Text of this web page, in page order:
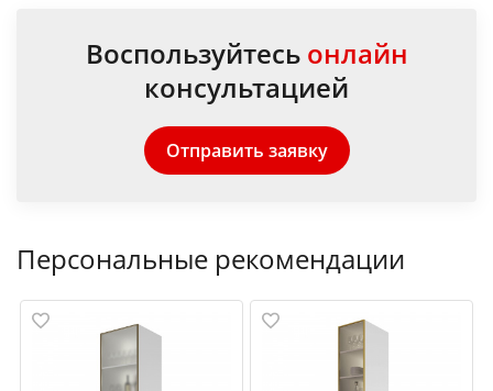
Воспользуйтесь онлайн
консультацией
Отправить заявку
Персональные рекомендации